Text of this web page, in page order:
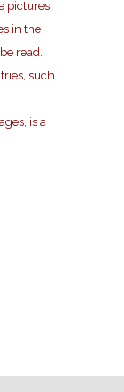
pictures
in the
read.
such
is a